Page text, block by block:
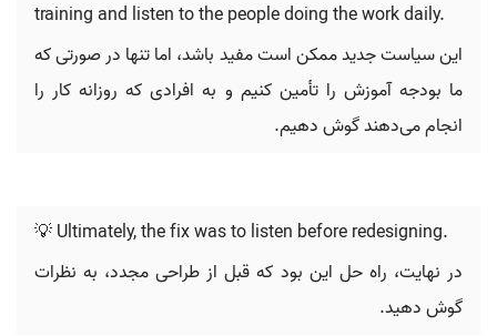
training and listen to the people doing the work daily.
این سیاست جدید ممکن است مفید باشد، اما تنها در صورتی که
ما بودجه آموزش را تأمین کنیم و به افرادی که روزانه کار را
انجام می‌دهند گوش دهیم.
💡 Ultimately, the fix was to listen before redesigning.
در نهایت، راه حل این بود که قبل از طراحی مجدد، به نظرات
گوش دهید.